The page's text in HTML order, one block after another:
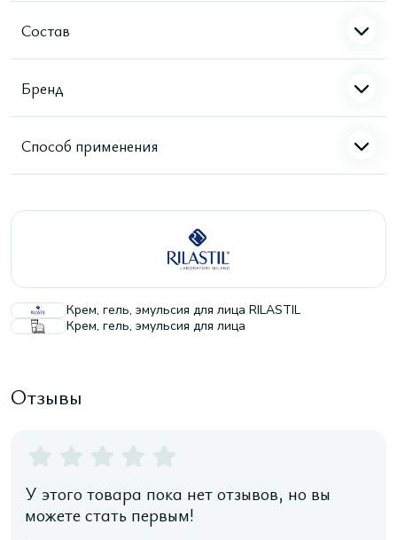
Состав
Бренд
Способ применения
Крем, гель, эмульсия для лица RILASTIL
Крем, гель, эмульсия для лица
Отзывы
У этого товара пока нет отзывов, но вы
можете стать первым!